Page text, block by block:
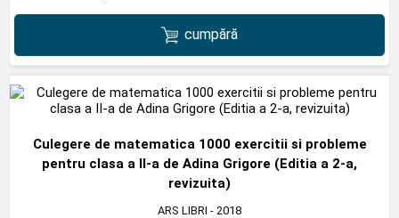
cumpără
Culegere de matematica 1000 exercitii si probleme
pentru clasa a II-a de Adina Grigore (Editia a 2-a,
revizuita)
ARS LIBRI - 2018